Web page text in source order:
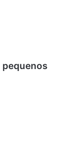
pequenos